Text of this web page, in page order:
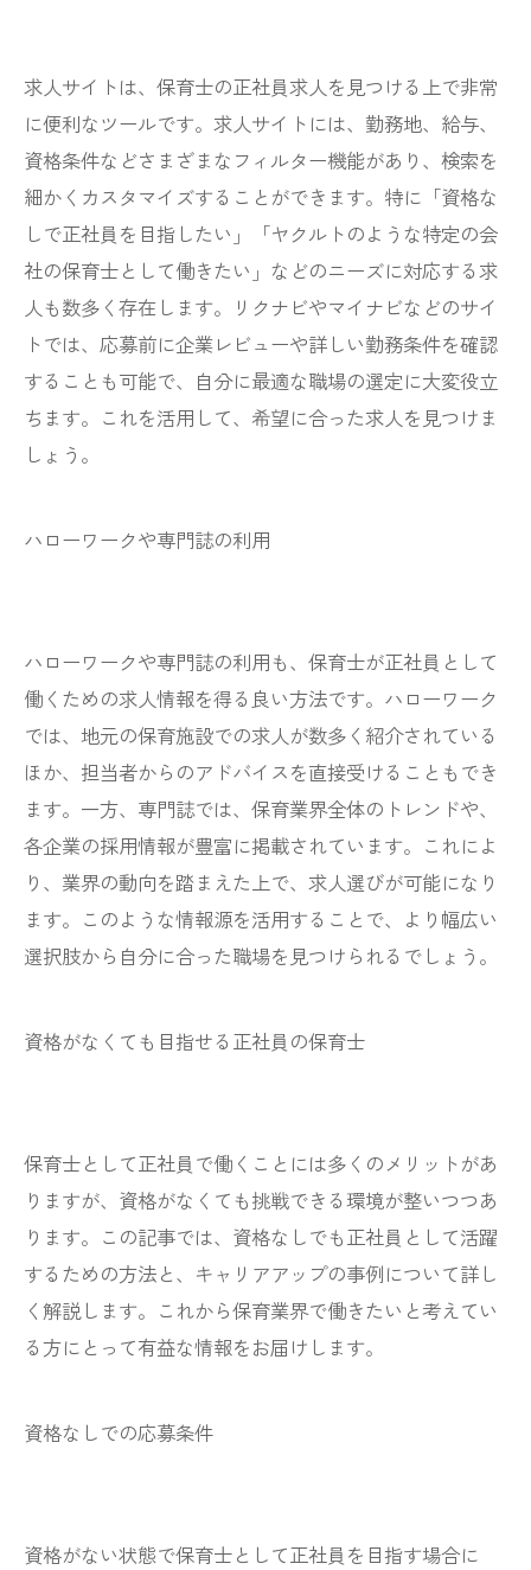
求人サイトは、保育士の正社員求人を見つける上で非常
に便利なツールです。求人サイトには、勤務地、給与、
資格条件などさまざまなフィルター機能があり、検索を
細かくカスタマイズすることができます。特に「資格な
しで正社員を目指したい」「ヤクルトのような特定の会
社の保育士として働きたい」などのニーズに対応する求
人も数多く存在します。リクナビやマイナビなどのサイ
トでは、応募前に企業レビューや詳しい勤務条件を確認
することも可能で、自分に最適な職場の選定に大変役立
ちます。これを活用して、希望に合った求人を見つけま
しょう。
ハローワークや専門誌の利用
ハローワークや専門誌の利用も、保育士が正社員として
働くための求人情報を得る良い方法です。ハローワーク
では、地元の保育施設での求人が数多く紹介されている
ほか、担当者からのアドバイスを直接受けることもでき
ます。一方、専門誌では、保育業界全体のトレンドや、
各企業の採用情報が豊富に掲載されています。これによ
り、業界の動向を踏まえた上で、求人選びが可能になり
ます。このような情報源を活用することで、より幅広い
選択肢から自分に合った職場を見つけられるでしょう。
資格がなくても目指せる正社員の保育士
保育士として正社員で働くことには多くのメリットがあ
りますが、資格がなくても挑戦できる環境が整いつつあ
ります。この記事では、資格なしでも正社員として活躍
するための方法と、キャリアアップの事例について詳し
く解説します。これから保育業界で働きたいと考えてい
る方にとって有益な情報をお届けします。
資格なしでの応募条件
資格がない状態で保育士として正社員を目指す場合に